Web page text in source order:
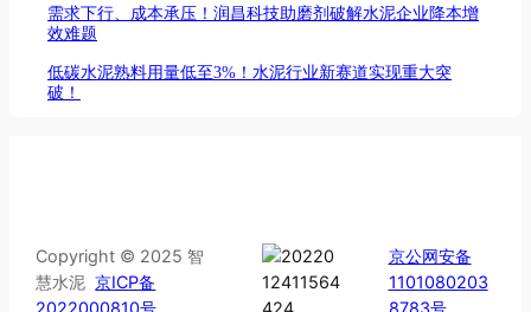
需求下行、成本承压！润昌科技助磨剂破解水泥企业降本增
效难题
低碳水泥熟料用量低至3%！水泥行业新赛道实现重大突
破！
Copyright © 2025 智
慧水泥京ICP备
京公网安备
1101080203